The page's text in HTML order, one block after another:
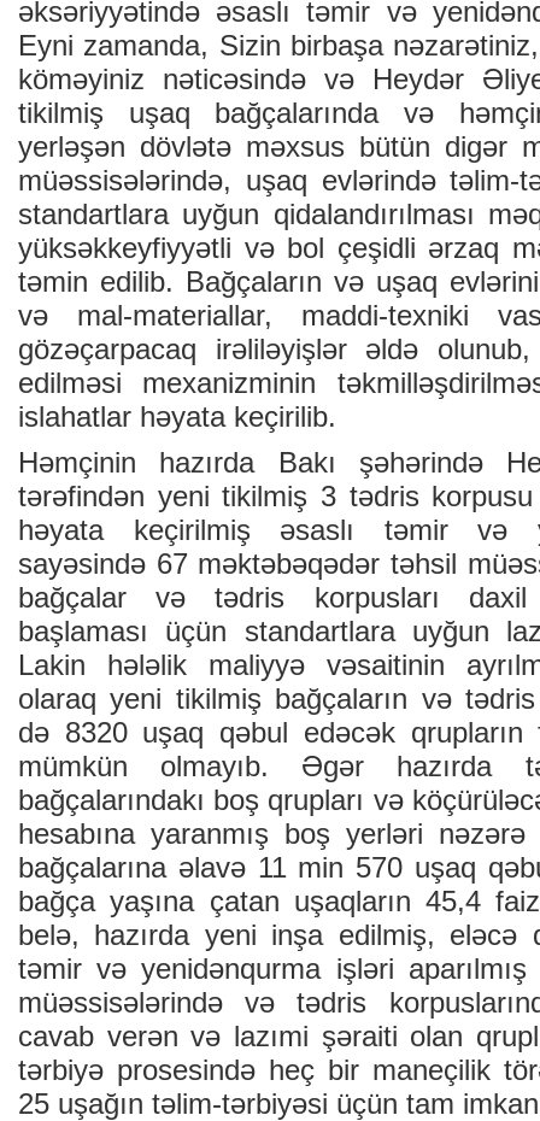
əksəriyyətində əsaslı təmir və
Eyni zamanda, Sizin birbaşa
köməyiniz nəticəsində və Heydər
tikilmiş uşaq bağçalarında və
yerləşən dövlətə məxsus bütün digər
müəssisələrində, uşaq evlərində təlim-
standartlara uyğun qidalandırılması
yüksəkkeyfiyyətli və bol çeşidli ərzaq
təmin edilib. Bağçaların və uşaq
və mal-materiallar, maddi-texniki
gözəçarpacaq irəliləyişlər əldə
edilməsi mexanizminin
islahatlar həyata keçirilib.
Həmçinin hazırda Bakı şəhərində
tərəfindən yeni tikilmiş 3 tədris
həyata keçirilmiş əsaslı təmir və
sayəsində 67 məktəbəqədər təhsil
bağçalar və tədris korpusları daxil
başlaması üçün standartlara uyğun
Lakin hələlik maliyyə vəsaitinin
olaraq yeni tikilmiş bağçaların və tədris
də 8320 uşaq qəbul edəcək qrupların
mümkün olmayıb. Əgər hazırda
bağçalarındakı boş qrupları və
hesabına yaranmış boş yerləri
bağçalarına əlavə 11 min 570 uşaq
bağça yaşına çatan uşaqların 45,4
belə, hazırda yeni inşa edilmiş, eləcə
təmir və yenidənqurma işləri
müəssisələrində və tədris
cavab verən və lazımi şəraiti olan
tərbiyə prosesində heç bir maneçilik
25 uşağın təlim-tərbiyəsi üçün tam